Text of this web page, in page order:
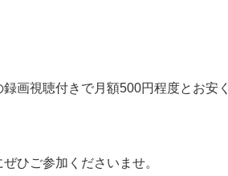
画視聴付きで月額500円程度とお安
ひご参加くださいませ。